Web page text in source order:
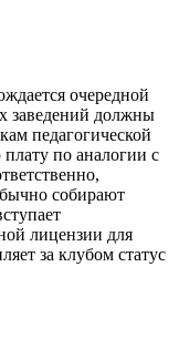
очередной
заведений должны
педагогической
плату по аналогии с
собирают
лицензии для
за клубом статус